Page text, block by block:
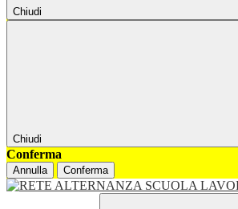
Chiudi
Chiudi
Conferma
Annulla Conferma